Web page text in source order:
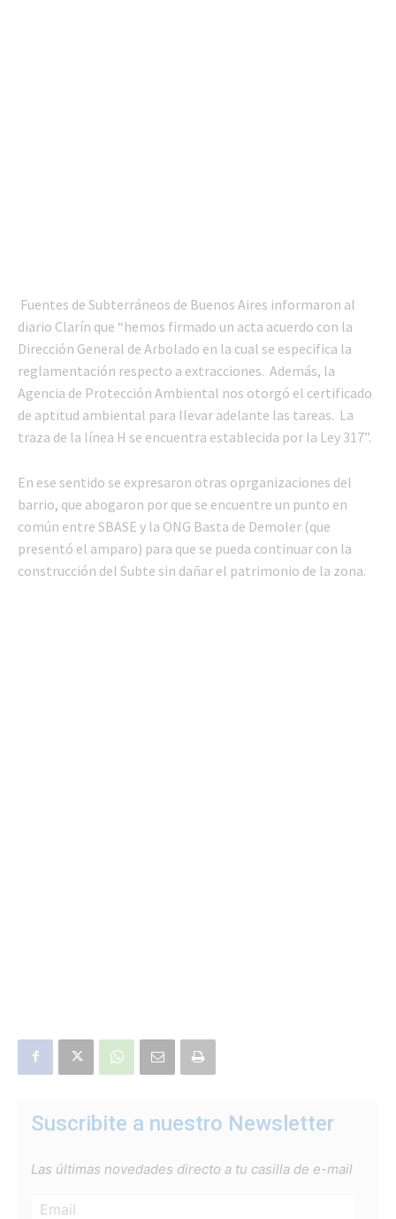
Fuentes de Subterráneos de Buenos Aires informaron al
diario Clarín que “hemos firmado un acta acuerdo con la
Dirección General de Arbolado en la cual se especifica la
reglamentación respecto a extracciones. Además, la
Agencia de Protección Ambiental nos otorgó el certificado
de aptitud ambiental para llevar adelante las tareas. La
traza de la línea H se encuentra establecida por la Ley 317”.
En ese sentido se expresaron otras oprganizaciones del
barrio, que abogaron por que se encuentre un punto en
común entre SBASE y la ONG Basta de Demoler (que
presentó el amparo) para que se pueda continuar con la
construcción del Subte sin dañar el patrimonio de la zona.
Suscribite a nuestro Newsletter
Las últimas novedades directo a tu casilla de e-mail